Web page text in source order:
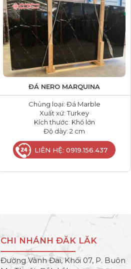
ĐÁ NERO MARQUINA
Chủng loại: Đá Marble
Xuất xứ: Turkey
Kích thước: Khổ lớn
Độ dày: 2 cm
LIÊN HỆ: 0919.156.437
CHI NHÁNH ĐĂK LĂK
Đường Vành Đai, Khối 07, P. Buôn